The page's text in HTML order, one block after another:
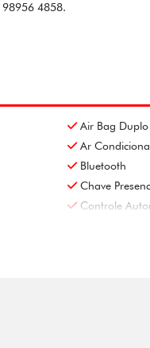
98956 4858.
Air Bag Duplo
Ar
Bluetooth
Chave
Controle